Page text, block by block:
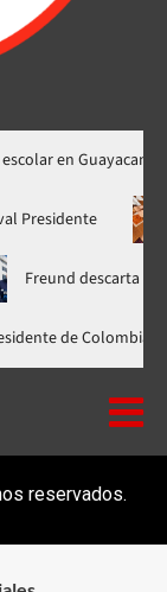
Guayacanal
al Festival
descarta Secretaría
nuevo presidente
reservados.